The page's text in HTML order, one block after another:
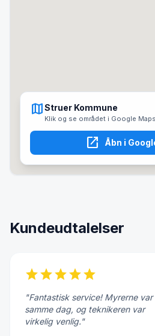
mapStruer Kommune
Klik og se området i Google
open_in_new Åbn i
Kundeudtalelser
starstarstarstarstar
"Fantastisk service! Myrerne
samme dag, og teknikeren var
virkelig venlig."